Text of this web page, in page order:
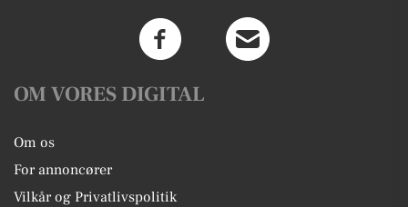
OM VORES DIGITAL
Om os
For annoncører
Vilkår og Privatlivspolitik